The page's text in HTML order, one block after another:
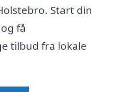
Start din
få
tilbud fra lokale